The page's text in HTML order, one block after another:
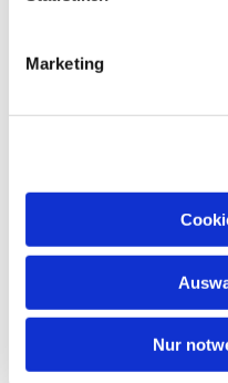
Marketing
Nur
Dies könnte